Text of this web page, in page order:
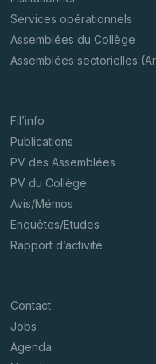
Services opérationnels
Assemblées du Collège
Assemblées sectorielles
Fil’info
Publications
PV des Assemblées
PV du Collège
Avis/Mémos
Enquêtes/Etudes
Rapport d’activité
Contact
Jobs
Agenda